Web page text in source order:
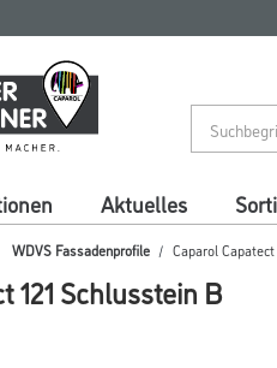
Aktuelles
WDVS Fassadenprofile Caparol
121 Schlusstein B